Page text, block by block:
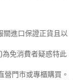
關進口保證正貨且以
免消費者疑惑特此
門市或專櫃購買。